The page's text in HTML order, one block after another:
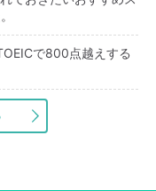
で800点越えする